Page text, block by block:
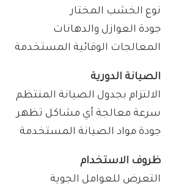
نوع الخشب المختار
جودة العوازل والدهانات
المعالجات الوقائية المستخدمة
الصيانة الدورية
الالتزام بجدول الصيانة المنتظم
سرعة معالجة أي مشاكل تظهر
جودة مواد الصيانة المستخدمة
ظروف الاستخدام
التعرض للعوامل الجوية